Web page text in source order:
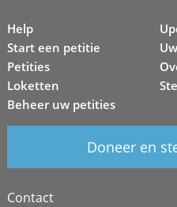
Help
Start een petitie
Petities
Loketten
Beheer uw petities
Doneer en
Contact